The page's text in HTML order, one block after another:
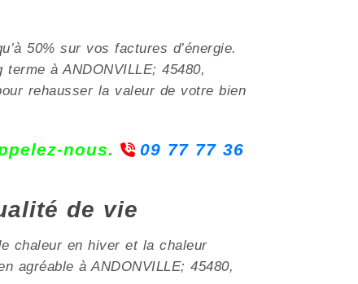
50% sur vos factures d’énergie.
à ANDONVILLE; 45480,
rehausser la valeur de votre bien
nous.
09 77 77 36
de vie
chaleur en hiver et la chaleur
agréable à ANDONVILLE; 45480,